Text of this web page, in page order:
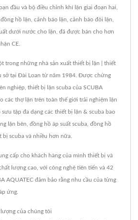
đầu và bộ điều chỉnh khí lặn giai đoạn hai,
hồ lặn, cảnh báo lặn, cảnh báo đôi lặn,
dưới nước cho lặn, đã được bán cho hơn
CE.
trong những nhà sản xuất thiết bị lặn | thiết
sở tại Đài Loan từ năm 1984. Được chứng
nghiệp, thiết bị lặn scuba của SCUBA
các thợ lặn trên toàn thế giới trải nghiệm lặn
tập đa dạng các thiết bị lặn & scuba bao
lặn bên, đồng hồ áp suất scuba, đồng hồ
bị scuba và nhiều hơn nữa.
cấp cho khách hàng của mình thiết bị và
lượng cao, với công nghệ tiên tiến và 42
AQUATEC đảm bảo rằng nhu cầu của từng
ứng.
của chúng tôi